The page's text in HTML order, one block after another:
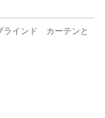
ラインド カーテンと